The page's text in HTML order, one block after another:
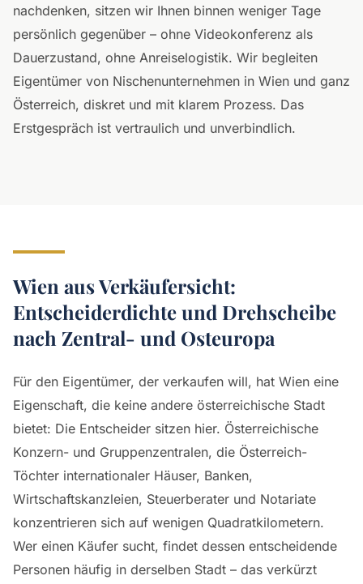
nachdenken, sitzen wir Ihnen binnen weniger Tage
persönlich gegenüber – ohne Videokonferenz als
Dauerzustand, ohne Anreiselogistik. Wir begleiten
Eigentümer von Nischenunternehmen in Wien und ganz
Österreich, diskret und mit klarem Prozess. Das
Erstgespräch ist vertraulich und unverbindlich.
Wien aus Verkäufersicht:
Entscheiderdichte und Drehscheibe
nach Zentral- und Osteuropa
Für den Eigentümer, der verkaufen will, hat Wien eine
Eigenschaft, die keine andere österreichische Stadt
bietet: Die Entscheider sitzen hier. Österreichische
Konzern- und Gruppenzentralen, die Österreich-
Töchter internationaler Häuser, Banken,
Wirtschaftskanzleien, Steuerberater und Notariate
konzentrieren sich auf wenigen Quadratkilometern.
Wer einen Käufer sucht, findet dessen entscheidende
Personen häufig in derselben Stadt – das verkürzt